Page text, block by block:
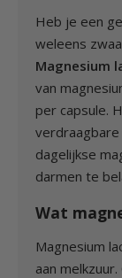
Heb je een
weleens
Magnesium
van
per capsule.
dagelijkse
darmen te
Wat
Magnesium
aan